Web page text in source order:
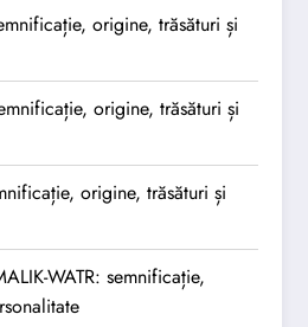
origine, trăsături și
origine, trăsături și
origine, trăsături și
WATR: semnificație,